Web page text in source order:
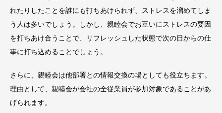
れたりしたことを誰にも打ちあけられず、ストレスを溜めてしま
う人は多いでしょう。しかし、親睦会でお互いにストレスの要因
を打ちあけ合うことで、リフレッシュした状態で次の日からの仕
事に打ち込めることでしょう。
さらに、親睦会は他部署との情報交換の場としても役立ちます。
理由として、親睦会が会社の全従業員が参加対象であることがあ
げられます。